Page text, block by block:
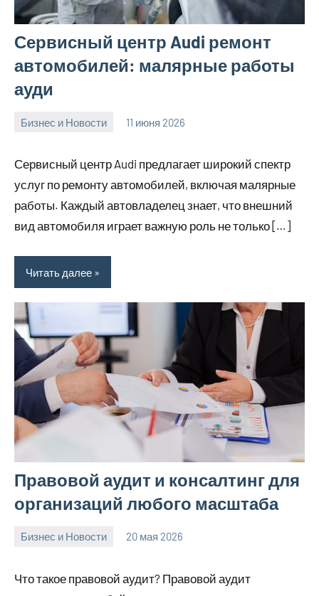
Сервисный центр Audi ремонт
автомобилей: малярные работы
ауди
Бизнес и Новости 11 июня 2026
Сервисный центр Audi предлагает широкий спектр
услуг по ремонту автомобилей, включая малярные
работы. Каждый автовладелец знает, что внешний
вид автомобиля играет важную роль не только […]
Читать далее
Правовой аудит и консалтинг для
организаций любого масштаба
Бизнес и Новости 20 мая 2026
Что такое правовой аудит? Правовой аудит